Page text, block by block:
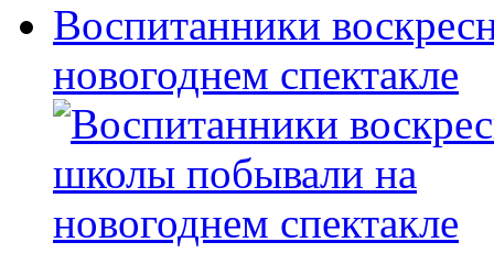
Воспитанники
новогоднем спектакле